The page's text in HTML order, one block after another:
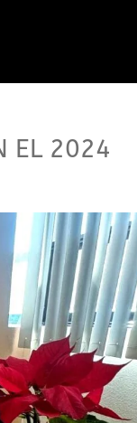
EL 2024